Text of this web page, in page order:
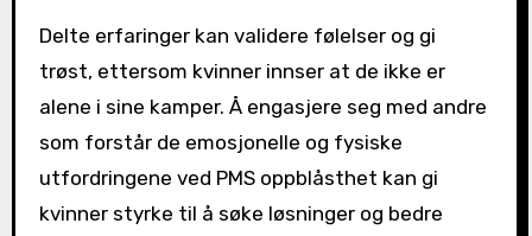
Delte erfaringer kan validere følelser og gi
trøst, ettersom kvinner innser at de ikke er
alene i sine kamper. Å engasjere seg med andre
som forstår de emosjonelle og fysiske
utfordringene ved PMS oppblåsthet kan gi
kvinner styrke til å søke løsninger og bedre